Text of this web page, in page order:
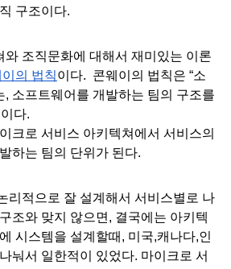
구조이다.
와 조직문화에 대해서 재미있는 이론
의 법칙이다.  콘웨이의 법칙은 “소
, 소프트웨어를 개발하는 팀의 구조를
다.
크로 서비스 아키텍쳐에서 서비스의
하는 팀의 단위가 된다.
리적으로 잘 설계해서 서비스별로 나
조와 맞지 않으면, 결국에는 아키텍
시스템을 설계할때, 미국,캐나다,인
눠서 일한적이 있었다. 마이크로 서